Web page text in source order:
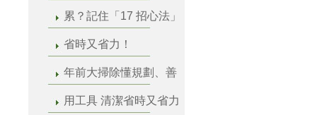
累？記住「17 招心法」
省時又省力！
年前大掃除懂規劃、善
用工具 清潔省時又省力